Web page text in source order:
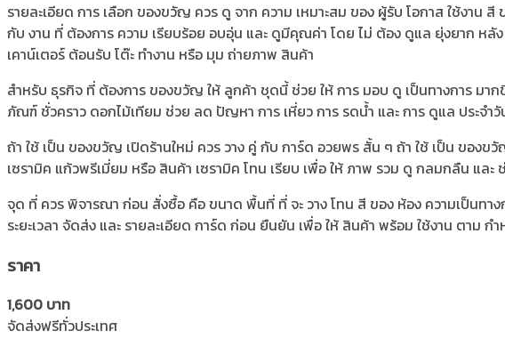
รายละเอียด การ เลือก ของขวัญ ควร ดู จาก ความ เหมาะสม ของ ผู้รับ โอกาส ใช้งา
กับ งาน ที่ ต้องการ ความ เรียบร้อย อบอุ่น และ ดูมีคุณค่า โดย ไม่ ต้อง ดูแล ยุ่งยาก หลั
เคาน์เตอร์ ต้อนรับ โต๊ะ ทำงาน หรือ มุม ถ่ายภาพ สินค้า
สำหรับ ธุรกิจ ที่ ต้องการ ของขวัญ ให้ ลูกค้า ชุดนี้ ช่วย ให้ การ มอบ ดู เป็นทางการ มา
ภัณฑ์ ชั่วคราว ดอกไม้เทียม ช่วย ลด ปัญหา การ เหี่ยว การ รดน้ำ และ การ ดูแล ประจำ
ถ้า ใช้ เป็น ของขวัญ เปิดร้านใหม่ ควร วาง คู่ กับ การ์ด อวยพร สั้น ๆ ถ้า ใช้ เป็น ขอ
เซรามิค แก้วพรีเมี่ยม หรือ สินค้า เซรามิค โทน เรียบ เพื่อ ให้ ภาพ รวม ดู กลมกลืน และ
จุด ที่ ควร พิจารณา ก่อน สั่งซื้อ คือ ขนาด พื้นที่ ที่ จะ วาง โทน สี ของ ห้อง ความเป็นทา
ระยะเวลา จัดส่ง และ รายละเอียด การ์ด ก่อน ยืนยัน เพื่อ ให้ สินค้า พร้อม ใช้งาน ตาม กำ
ราคา
1,600 บาท
จัดส่งฟรีทั่วประเทศ